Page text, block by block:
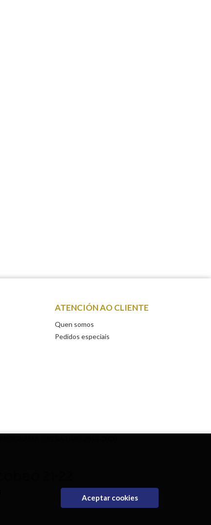
ATENCIÓN AO CLIENTE
Quen somos
Pedidos especiais
Aceptar cookies